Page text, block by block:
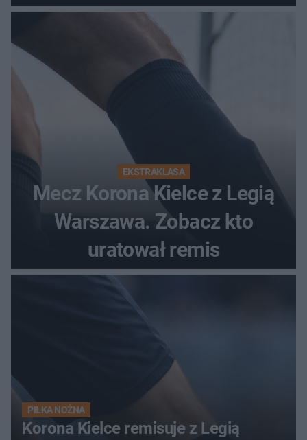
EKSTRAKLASA
Mecz Korona Kielce z Legią
Warszawa. Zobacz kto
uratował remis
PIŁKA NOŻNA
Korona Kielce remisuje z Legią